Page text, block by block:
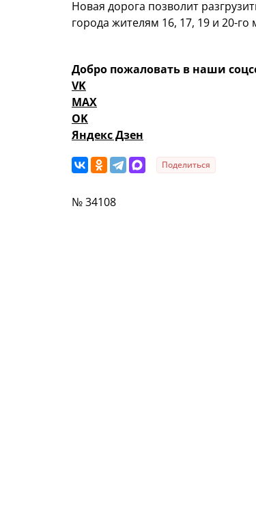
Новая дорога позволит
города жителям 16, 17, 19 и 20-
Добро пожаловать в наши
VK
MAX
OK
Яндекс Дзен
Поделиться
№ 34108